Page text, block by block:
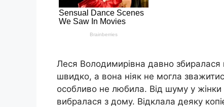
Леся Володимирівна давно збиралася
швидко, а вона ніяк не могла
особливо не любила. Від шуму у
вибралася з дому. Відклала деяку